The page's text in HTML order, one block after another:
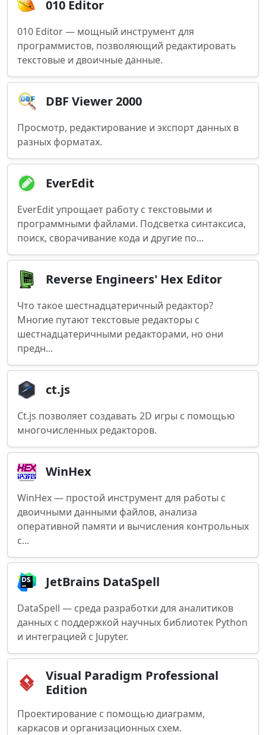
010 Editor
010 Editor — мощный инструмент для
программистов, позволяющий редактировать
текстовые и двоичные данные.
DBF Viewer 2000
Просмотр, редактирование и экспорт данных в
разных форматах.
EverEdit
EverEdit упрощает работу с текстовыми и
программными файлами. Подсветка синтаксиса,
поиск, сворачивание кода и другие по...
Reverse Engineers' Hex Editor
Что такое шестнадцатеричный редактор?
Многие путают текстовые редакторы с
шестнадцатеричными редакторами, но они
предн...
ct.js
Ct.js позволяет создавать 2D игры с помощью
многочисленных редакторов.
WinHex
WinHex — простой инструмент для работы с
двоичными данными файлов, анализа
оперативной памяти и вычисления контрольных
с...
JetBrains DataSpell
DataSpell — среда разработки для аналитиков
данных с поддержкой научных библиотек Python
и интеграцией с Jupyter.
Visual Paradigm Professional
Edition
Проектирование с помощью диаграмм,
каркасов и организационных схем.